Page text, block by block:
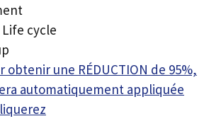
cycle
obtenir une RÉDUCTION de 95%,
automatiquement appliquée